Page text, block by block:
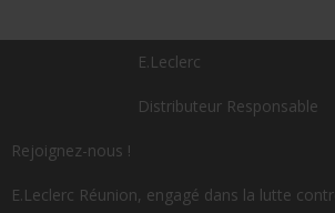
E.Leclerc
Distributeur Responsable
Rejoignez-nous !
E.Leclerc Réunion, engagé dans la lutte